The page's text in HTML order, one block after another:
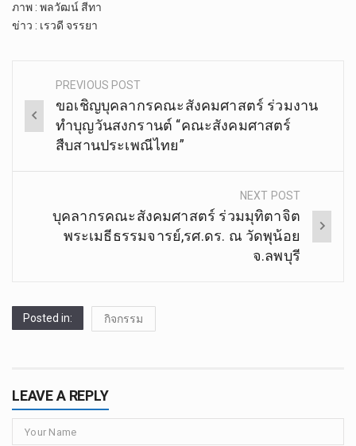
ภาพ : พลวัฒน์ สีทา
ข่าว : เรวดี จรรยา
Post
navigation
PREVIOUS POST
ขอ​เชิญ​บุคลากรคณะ​สังคม​ศาสตร์​ ร่วมงาน
ทำบุญ​วันสงกรานต์​ “คณะสังคม​ศาสตร์​
สืบสาน​ประเพณี​ไทย”
NEXT POST
บุคลากร​คณะสังคม​ศาสตร์​ ร่วมมุทิตาจิต
พระเมธีธรรมจารย์,รศ.ดร. ณ​ วัดพุน้อย
จ.ลพบุรี
Posted in: กิจกรรม
LEAVE A REPLY